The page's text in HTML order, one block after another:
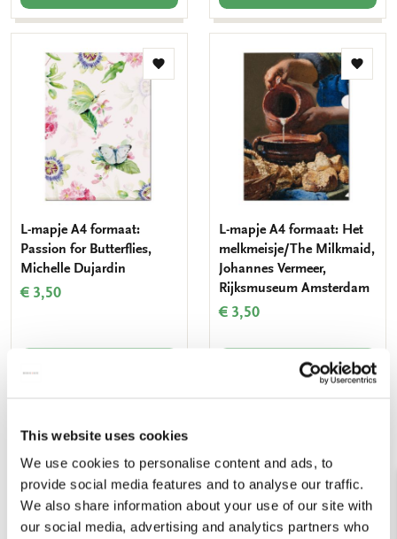
This website uses cookies
We use cookies to personalise content and ads, to
provide social media features and to analyse our traffic.
We also share information about your use of our site with
our social media, advertising and analytics partners who
Toevoegen
L-mapje A4 formaat:
Passion for Butterflies,
Michelle Dujardin
€ 3,50
L-mapje A4 formaat: Het
melkmeisje/The Milkmaid,
Johannes Vermeer,
Rijksmuseum Amsterdam
€ 3,50
VOEG TOE
Toevoegen
aan
verlanglijst